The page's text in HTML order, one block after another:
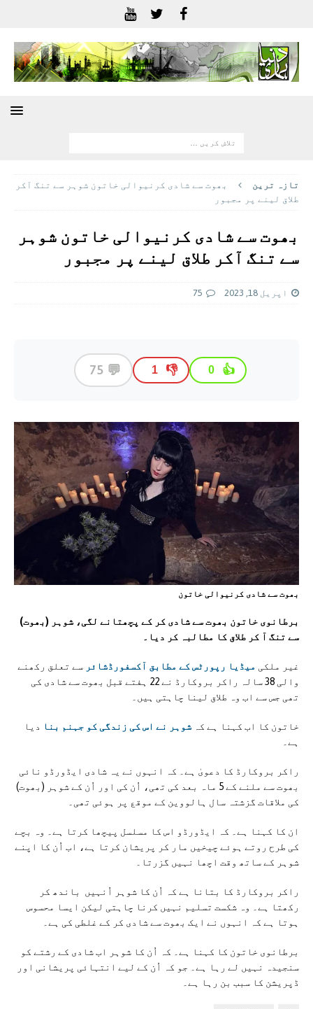
تازہ ترين
بھوت سے شادی کرنیوالی خاتون شوہر سے تنگ آکر
طلاق لینے پر مجبور
بھوت سے شادی کرنیوالی خاتون شوہر
سے تنگ آکر طلاق لینے پر مجبور
اپریل 18, 2023 75
👍
0
👎
1
💬
75
بھوت سے شادی کرنيوالی خاتون
برطانوی خاتون بھوت سے شادی کر کے پچھتانے لگی، شوہر (بھوت)
سے تنگ آ کر طلاق کا مطالبہ کر دیا۔
غیر ملکی میڈیا رپورٹس کے مطابق آکسفورڈشائر سے تعلق رکھنے
والی 38 سالہ راکر بروکارڈ نے 22 ہفتے قبل بھوت سے شادی کی
تھی جس سے اب وہ طلاق لینا چاہتی ہیں۔
خاتون کا اب کہنا ہے کہ شوہر نے اس کی زندگی کو جہنم بنا دیا
ہے۔
راکر بروکارڈ کا دعویٰ ہے۔ کہ انہوں نے یہ شادی ایڈورڈو نائی
بھوت سے ملنے کے 5 ماہ بعد کی تھی، اُن کی اور اُن کے شوہر (بھوت)
کی ملاقات گزشتہ سال ہالووین کے موقع پر ہوئی تھی۔
ان کا کہنا ہے۔ کہ ایڈورڈو اس کا مسلسل پیچھا کرتا ہے۔ وہ بچے
کی طرح روتے ہوئے چیخیں مار کر پریشان کرتا ہے، اب اُن کا اپنے
شوہر کے ساتھ وقت اچھا نہیں گزرتا۔
راکر بروکارڈ کا بتانا ہے کہ اُن کا شوہر اُنہیں باندھ کر
رکھتا ہے۔ وہ شکست تسلیم نہیں کرنا چاہتی لیکن ایسا محسوس
ہوتا ہے کہ انہوں نے ایک بھوت سے شادی کر کے غلطی کی ہے۔
برطانوی خاتون کا کہنا ہے۔ کہ اُن کا شوہر اب شادی کے رشتے کو
سنجیدہ نہیں لے رہا ہے۔ جو کہ اُن کے لیے انتہائی پریشانی اور
ڈپریشن کا سبب بن رہا ہے۔